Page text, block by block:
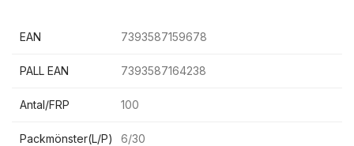
EAN 7393587159678
PALL EAN 7393587164238
Antal/FRP 100
Packmönster(L/P) 6/30